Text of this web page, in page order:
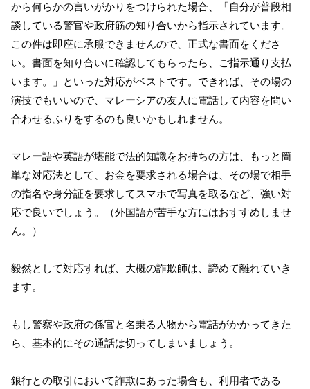
から何らかの言いがかりをつけられた場合、「自分が普段相
談している警官や政府筋の知り合いから指示されています。
この件は即座に承服できませんので、正式な書面をくださ
い。書面を知り合いに確認してもらったら、ご指示通り支払
います。」といった対応がベストです。できれば、その場の
演技でもいいので、マレーシアの友人に電話して内容を問い
合わせるふりをするのも良いかもしれません。
マレー語や英語が堪能で法的知識をお持ちの方は、もっと簡
単な対応法として、お金を要求される場合は、その場で相手
の指名や身分証を要求してスマホで写真を取るなど、強い対
応で良いでしょう。（外国語が苦手な方にはおすすめしませ
ん。）
毅然として対応すれば、大概の詐欺師は、諦めて離れていき
ます。
もし警察や政府の係官と名乗る人物から電話がかかってきた
ら、基本的にその通話は切ってしまいましょう。
銀行との取引において詐欺にあった場合も、利用者である